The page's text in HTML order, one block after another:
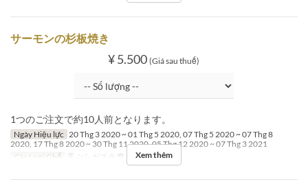
サーモンの杉板焼き
¥ 5.500 (Giá sau thuế)
1つのご注文で約10人前となります。
Ngày Hiệu lực 20 Thg 3 2020 ~ 01 Thg 5 2020, 07 Thg 5 2020 ~ 07 Thg 8
2020, 17 Thg 8 2020 ~ 30 Thg 11 2020, 05 Thg 12 2020 ~ 07 Thg 3 2021
Các Loại Ghế
手ぶらガス火席 Xem thêm